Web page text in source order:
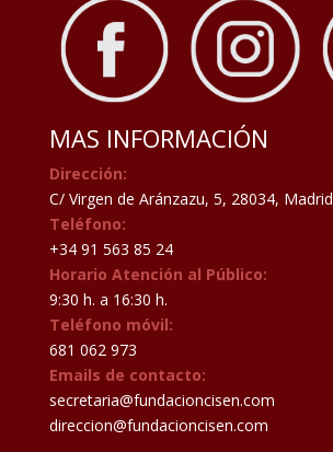
MAS INFORMACIÓN
Dirección:
C/ Virgen de Aránzazu, 5, 28034, Madrid
Teléfono:
+34 91 563 85 24
Horario Atención al Público:
9:30 h. a 16:30 h.
Teléfono móvil:
681 062 973
Emails de contacto:
secretaria@fundacioncisen.com
direccion@fundacioncisen.com